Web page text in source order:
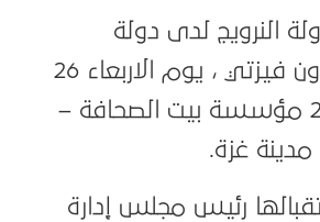
النرويج لدى دولة
فلسطين، تورون فيزتي ، يوم الاربعاء 26
مايو/ آيار 2021 مؤسسة بيت الصحافة –
غزة.
رئيس مجلس إدارة